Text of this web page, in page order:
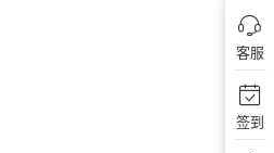
客服
签到